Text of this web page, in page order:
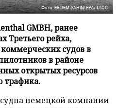
Фото: ERDEM SAHIN/EPA/ТАСС
GMBH, ранее
Третьего рейха,
судов в
в районе
открытых ресурсов
трафика.
немецкой компании